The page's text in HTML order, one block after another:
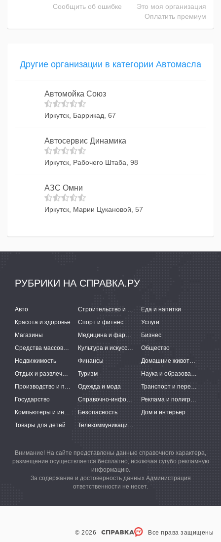
Сообщить об ошибке
Это моя организация
Оплатить премиум
Другие организации в категории Автомасла
Автомойка Союз
Иркутск, Баррикад, 67
Автосервис Динамика
Иркутск, Рабочего Штаба, 98
АЗС Омни
Иркутск, Марии Цукановой, 57
РУБРИКИ НА СПРАВКА.РУ
Авто Строительство и ремонт
Еда и напитки
Красота и здоровье
Спорт и фитнес
Услуги
Магазины
Медицина и фармацевтика
Бизнес
Средства массовой информации
Культура и искусство
Общество
Недвижимость
Финансы
Домашние животные
Отдых и развлечения
Туризм
Наука и образование
Производство и поставки
Одежда и мода
Транспорт и перевозки
Государство
Справочно-информационные системы
Реклама и полиграфия
Компьютеры и интернет
Безопасность
Дом и интерьер
Товары для детей
Телекоммуникации и связь
Внимание! На сайте представлены данные справочного характера,
размещение осуществляется бесплатно, исключая сугубо рекламную
информацию.
За содержание и достоверность данных Администрация
ответственности не несет.
© 2026 Все права защищены